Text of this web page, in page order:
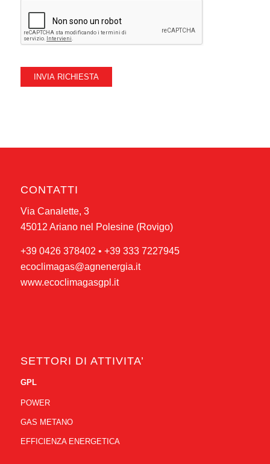
INVIA RICHIESTA
CONTATTI
Via Canalette, 3
45012 Ariano nel Polesine (Rovigo)
+39 0426 378402 • +39 333 7227945
ecoclimagas@agnenergia.it
www.ecoclimagasgpl.it
SETTORI DI ATTIVITA’
GPL
POWER
GAS METANO
EFFICIENZA ENERGETICA